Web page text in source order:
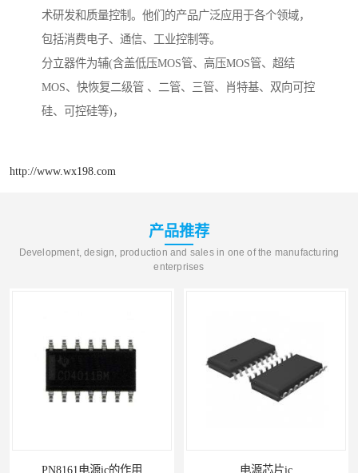
术研发和质量控制。他们的产品广泛应用于各个领域，
包括消费电子、通信、工业控制等。
分立器件为辅(含盖低压MOS管、高压MOS管、超结
MOS、快恢复二级管 、二管、三管、肖特基、双向可控
硅、可控硅等)，
http://www.wx198.com
产品推荐
Development, design, production and sales in one of the manufacturing
enterprises
PN8161电源ic的作用 电源芯片ic